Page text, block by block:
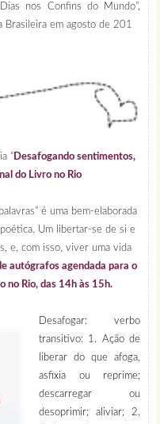
nos Confins do Mundo”,
Brasileira em agosto de 201
“Desafogando sentimentos,
do Livro no Rio
é uma bem-elaborada
Um libertar-se de si e
e, com isso, viver uma vida
autógrafos agendada para o
no Rio, das 14h às 15h.
Desafogar: verbo
transitivo: 1. Ação de
liberar do que afoga,
asfixia ou reprime;
descarregar ou
desoprimir; aliviar; 2.